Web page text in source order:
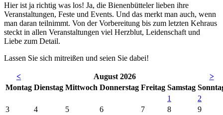
Hier ist ja richtig was los! Ja, die Bienenbütteler lieben ihre
Veranstaltungen, Feste und Events. Und das merkt man auch, wenn
man daran teilnimmt. Von der Vorbereitung bis zum letzten Kehraus
steckt in allen Veranstaltungen viel Herzblut, Leidenschaft und
Liebe zum Detail.
Lassen Sie sich mitreißen und seien Sie dabei!
< August 2026
>
Montag Dienstag Mittwoch Donnerstag Freitag Samstag So
1
2
3
4 5 6 7 8
9